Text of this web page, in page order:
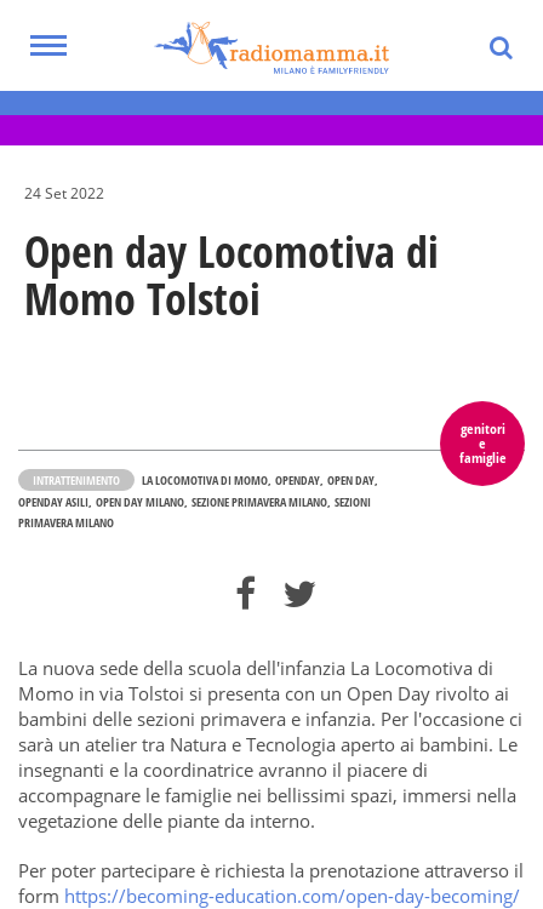
main
Toggle
Eventi per bambini, ragazzi e adolescenti
nella Città Metropolitana di Milano
24 Set 2022
Open day Locomotiva di
Momo Tolstoi
genitori
e
famiglie
INTRATTENIMENTO LA LOCOMOTIVA DI MOMO OPENDAY OPEN DAY
OPENDAY ASILI OPEN DAY MILANO SEZIONE PRIMAVERA MILANO SEZIONI
PRIMAVERA MILANO
La nuova sede della scuola dell'infanzia La Locomotiva di
Momo in via Tolstoi si presenta con un Open Day rivolto ai
bambini delle sezioni primavera e infanzia. Per l'occasione ci
sarà un atelier tra Natura e Tecnologia aperto ai bambini. Le
insegnanti e la coordinatrice avranno il piacere di
accompagnare le famiglie nei bellissimi spazi, immersi nella
vegetazione delle piante da interno.
Per poter partecipare è richiesta la prenotazione attraverso il
form https://becoming-education.com/open-day-becoming/